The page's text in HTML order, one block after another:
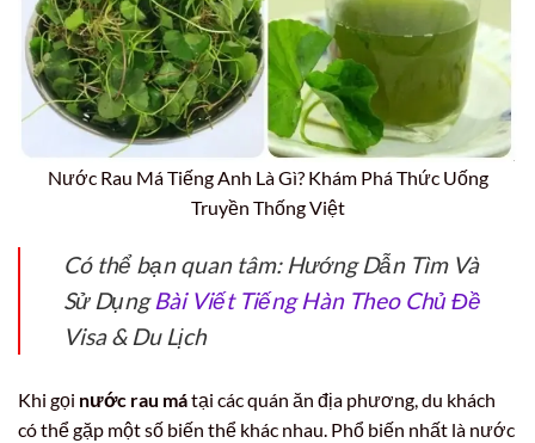
Nước Rau Má Tiếng Anh Là Gì? Khám Phá Thức Uống
Truyền Thống Việt
Có thể bạn quan tâm: Hướng Dẫn Tìm Và
Sử DụngBài Viết Tiếng Hàn Theo Chủ Đề
Visa & Du Lịch
Khi gọi nước rau mátại các quán ăn địa phương, du khách
có thể gặp một số biến thể khác nhau. Phổ biến nhất là nước